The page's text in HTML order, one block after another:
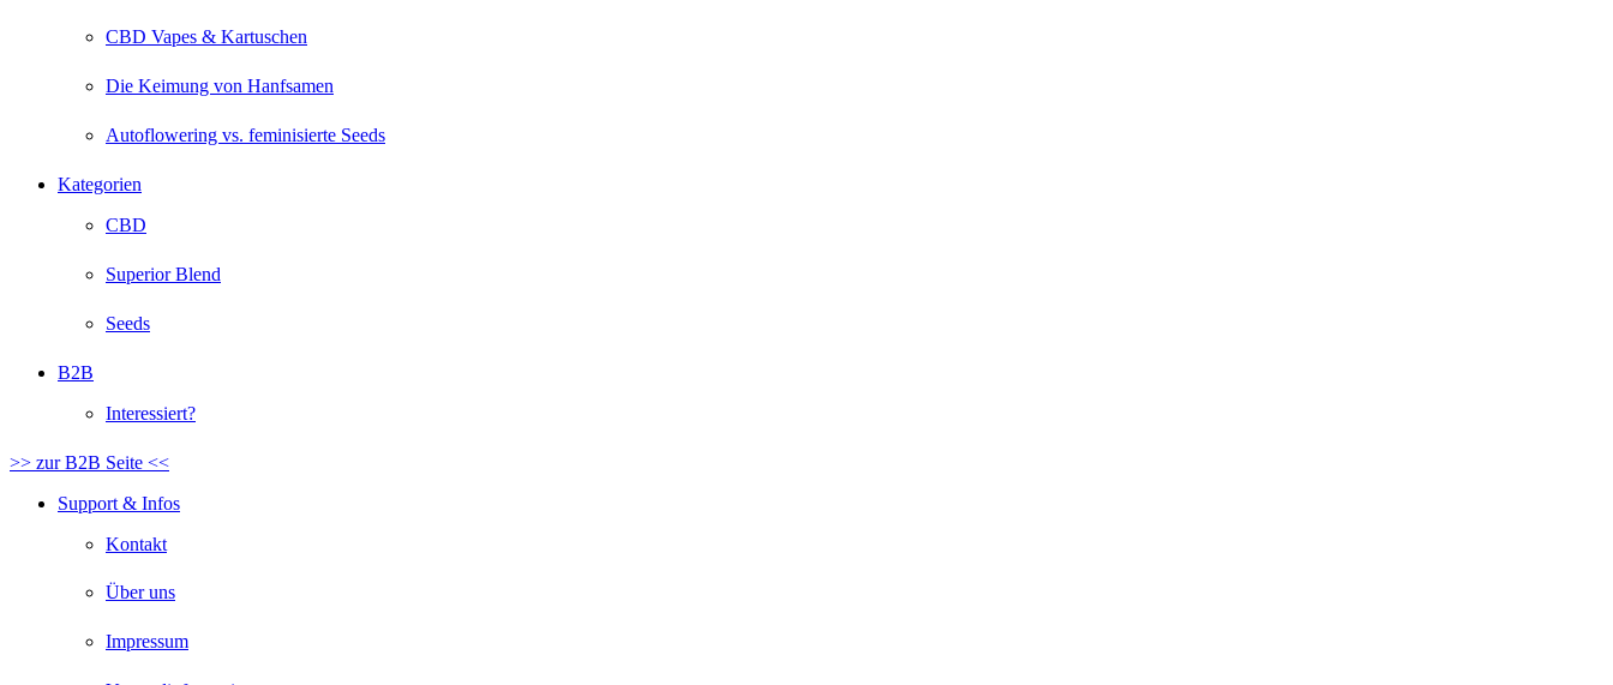
CBD Vapes & Kartuschen
Die Keimung von Hanfsamen
Autoflowering vs. feminisierte Seeds
Kategorien
CBD
Superior Blend
Seeds
B2B
Interessiert?
>> zur B2B Seite <<
Support & Infos
Kontakt
Über uns
Impressum